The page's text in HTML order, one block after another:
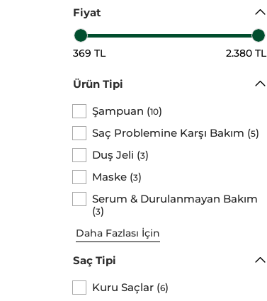
Fiyat
369 TL 2.380 TL
Ürün Tipi
Şampuan (10)
Saç Problemine Karşı Bakım (5)
Duş Jeli (3)
Maske (3)
Serum & Durulanmayan Bakım
(3)
Daha Fazlası İçin
Saç Tipi
Kuru Saçlar (6)